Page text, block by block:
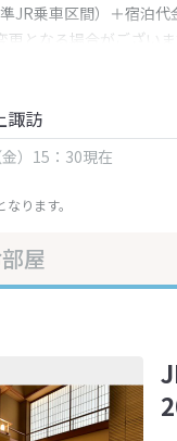
乗車区間）＋宿泊代
となる場合がございま
ラン内容は一定時間ご
諏訪
）15：30現在
ります。
屋